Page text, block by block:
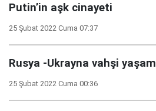
Putin’in aşk cinayeti
25 Şubat 2022 Cuma 07:37
Rusya -Ukrayna vahşi yaşam
25 Şubat 2022 Cuma 00:36